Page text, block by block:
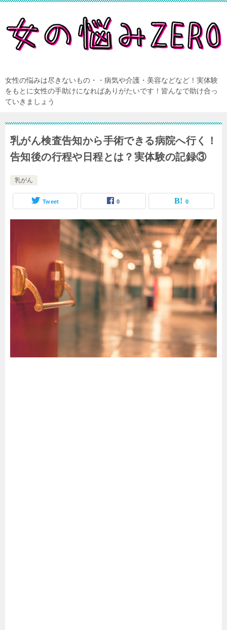
女性の悩みは尽きないもの・・病気や介護・美容などなど！実体験
をもとに女性の手助けになればありがたいです！皆んなで助け合っ
ていきましょう
乳がん検査告知から手術できる病院へ行く！
告知後の行程や日程とは？実体験の記録③
乳がん
Tweet 0 0